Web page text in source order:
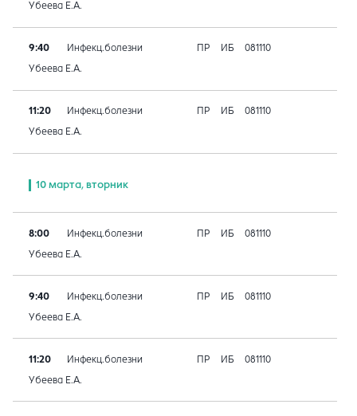
Убеева Е.А.
9:40 Инфекц.болезни ПР ИБ 081110
Убеева Е.А.
11:20 Инфекц.болезни ПР ИБ 081110
Убеева Е.А.
10 марта, вторник
8:00 Инфекц.болезни ПР ИБ 081110
Убеева Е.А.
9:40 Инфекц.болезни ПР ИБ 081110
Убеева Е.А.
11:20 Инфекц.болезни ПР ИБ 081110
Убеева Е.А.